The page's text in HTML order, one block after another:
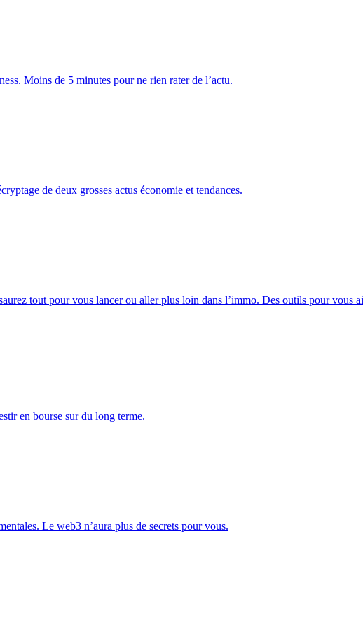
Moins de 5 minutes pour ne rien rater de l’actu.
de deux grosses actus économie et tendances.
tout pour vous lancer ou aller plus loin dans l’immo. Des outils pour vous
en bourse sur du long terme.
Le web3 n’aura plus de secrets pour vous.